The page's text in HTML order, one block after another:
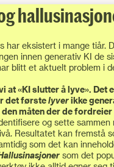
har eksistert i mange tiår.
innen generativ KI de
blitt et aktuelt problem i
at «KI slutter å lyve». Det
det førstelyverikke
måten der de fordreier
og sette
Resultatet kan fremstå
som det kan
som det